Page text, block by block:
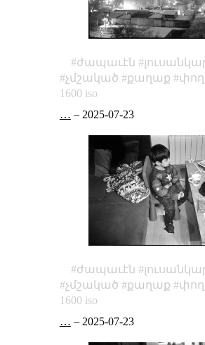
ժապաւէն
չմշակած
քաղաք
1600 iso
… – 2025-07-23
ժապաւէն
չմշակած
քաղաք
1600 iso
… – 2025-07-23